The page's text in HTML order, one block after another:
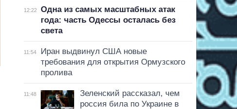
12:22
Одна из самых масштабных атак
года: часть Одессы осталась без
света
11:54
Иран выдвинул США новые
требования для открытия Ормузского
пролива
11:48
Зеленский рассказал, чем
россия била по Украине в